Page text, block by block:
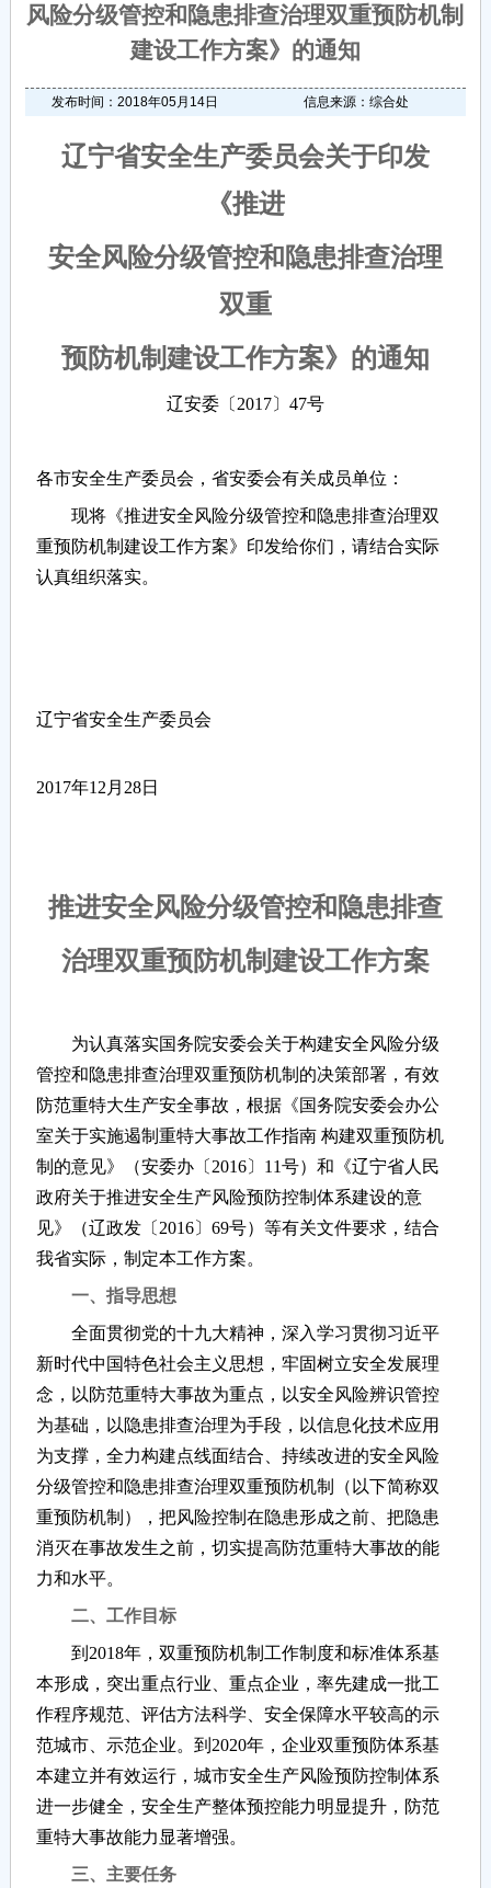
风险分级管控和隐患排查治理双重预防机制
建设工作方案》的通知
发布时间：2018年05月14日 信息来源：综合处
辽宁省安全生产委员会关于印发
《推进
安全风险分级管控和隐患排查治理
双重
预防机制建设工作方案》的通知
辽安委〔2017〕47号
各市安全生产委员会，省安委会有关成员单位：
现将《推进安全风险分级管控和隐患排查治理双
重预防机制建设工作方案》印发给你们，请结合实际
认真组织落实。
辽宁省安全生产委员会
2017年12月28日
推进安全风险分级管控和隐患排查
治理双重预防机制建设工作方案
为认真落实国务院安委会关于构建安全风险分级
管控和隐患排查治理双重预防机制的决策部署，有效
防范重特大生产安全事故，根据《国务院安委会办公
室关于实施遏制重特大事故工作指南 构建双重预防机
制的意见》（安委办〔2016〕11号）和《辽宁省人民
政府关于推进安全生产风险预防控制体系建设的意
见》（辽政发〔2016〕69号）等有关文件要求，结合
我省实际，制定本工作方案。
一、指导思想
全面贯彻党的十九大精神，深入学习贯彻习近平
新时代中国特色社会主义思想，牢固树立安全发展理
念，以防范重特大事故为重点，以安全风险辨识管控
为基础，以隐患排查治理为手段，以信息化技术应用
为支撑，全力构建点线面结合、持续改进的安全风险
分级管控和隐患排查治理双重预防机制（以下简称双
重预防机制），把风险控制在隐患形成之前、把隐患
消灭在事故发生之前，切实提高防范重特大事故的能
力和水平。
二、工作目标
到2018年，双重预防机制工作制度和标准体系基
本形成，突出重点行业、重点企业，率先建成一批工
作程序规范、评估方法科学、安全保障水平较高的示
范城市、示范企业。到2020年，企业双重预防体系基
本建立并有效运行，城市安全生产风险预防控制体系
进一步健全，安全生产整体预控能力明显提升，防范
重特大事故能力显著增强。
三、主要任务